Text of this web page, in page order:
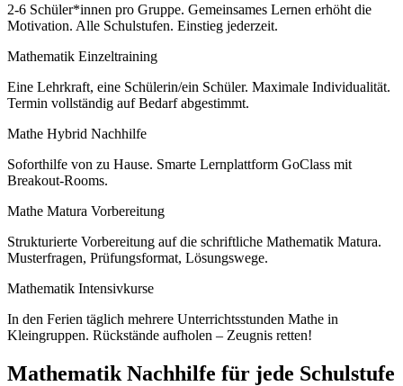
2-6 Schüler*innen pro Gruppe. Gemeinsames Lernen erhöht die
Motivation. Alle Schulstufen. Einstieg jederzeit.
Mathematik Einzeltraining
Eine Lehrkraft, eine Schülerin/ein Schüler. Maximale Individualität.
Termin vollständig auf Bedarf abgestimmt.
Mathe Hybrid Nachhilfe
Soforthilfe von zu Hause. Smarte Lernplattform GoClass mit
Breakout-Rooms.
Mathe Matura Vorbereitung
Strukturierte Vorbereitung auf die schriftliche Mathematik Matura.
Musterfragen, Prüfungsformat, Lösungswege.
Mathematik Intensivkurse
In den Ferien täglich mehrere Unterrichtsstunden Mathe in
Kleingruppen. Rückstände aufholen – Zeugnis retten!
Mathematik Nachhilfe für jede Schulstufe